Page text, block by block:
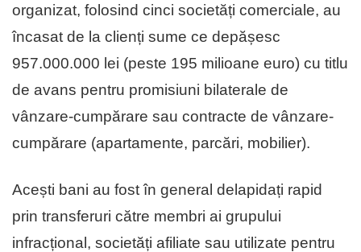
organizat, folosind cinci societăți comerciale, au
încasat de la clienți sume ce depășesc
957.000.000 lei (peste 195 milioane euro) cu titlu
de avans pentru promisiuni bilaterale de
vânzare-cumpărare sau contracte de vânzare-
cumpărare (apartamente, parcări, mobilier).
Acești bani au fost în general delapidați rapid
prin transferuri către membri ai grupului
infracțional, societăți afiliate sau utilizate pentru